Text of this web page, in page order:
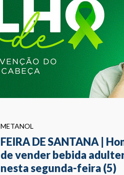
METANOL
FEIRA DE SANTANA |
de vender bebida
nesta segunda-feira (5)